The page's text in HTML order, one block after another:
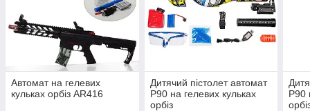
Автомат на гелевих
кульках орбіз AR416
Дитячий пістолет автомат
P90 на гелевих кульках
орбіз
P90